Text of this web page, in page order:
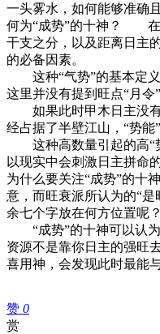
一头雾水，如何能够准确
何为“成势”的十神？ 在
干支之分，以及距离日主
的必备因素。
这种“气势”的基本定义
这里并没有提到旺点“月
如果此时甲木日主没有
经占据了半壁江山，“势能
这种高数量引起的高“势
以现实中会刺激日主拼命
为什么要关注“成势”的十
意，而旺衰派所认为的“
余七个字放在何方位置呢？
“成势”的十神可以认为
资源不是靠你日主的强旺
喜用神，会发现此时最能
赞 0
赏